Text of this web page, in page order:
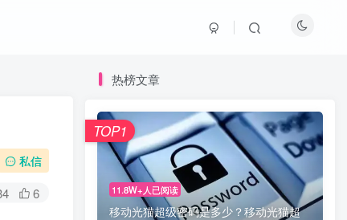
私信
6
热榜文章
11.8W+人已阅读
移动光猫超级密码是多少？移动光猫超
TOP1